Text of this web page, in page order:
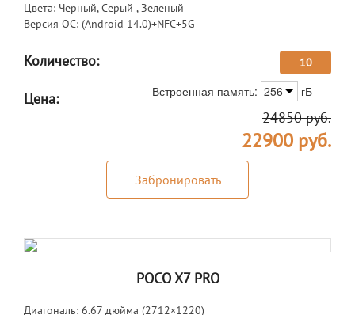
Цвета: Черный, Серый , Зеленый
Версия ОС: (Android 14.0)+NFC+5G
Количество: 10
Встроенная память: 256 гБ
Цена:
24850руб.
22900руб.
Забронировать
POCO X7 PRO
Диагональ: 6.67 дюйма (2712×1220)